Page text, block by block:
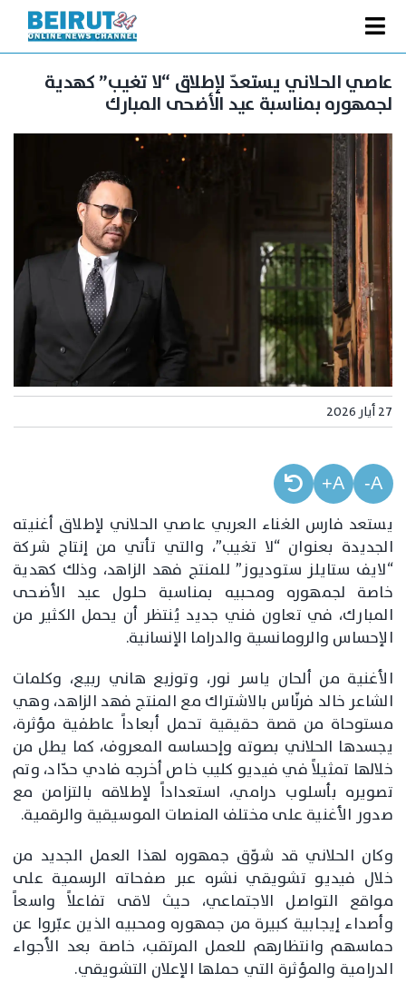
content
Toggle
Navigation
الصفحة الرئيسية
سياسة
اقتصاد
رياضة
متفرقات
Podcast
من نحن
البحث
عن:
عاصي الحلاني يستعدّ لإطلاق “لا تغيب” كهدية
لجمهوره بمناسبة عيد الأضحى المبارك
27 أيار 2026
A-
A+
يستعد فارس الغناء العربي عاصي الحلاني لإطلاق أغنيته
الجديدة بعنوان “لا تغيب”، والتي تأتي من إنتاج شركة
“لايف ستايلز ستوديوز” للمنتج فهد الزاهد، وذلك كهدية
خاصة لجمهوره ومحبيه بمناسبة حلول عيد الأضحى
المبارك، في تعاون فني جديد يُنتظر أن يحمل الكثير من
الإحساس والرومانسية والدراما الإنسانية.
الأغنية من ألحان ياسر نور، وتوزبع هاني ربيع، وكلمات
الشاعر خالد فرنّاس بالاشتراك مع المنتج فهد الزاهد، وهي
مستوحاة من قصة حقيقية تحمل أبعاداً عاطفية مؤثرة،
يجسدها الحلاني بصوته وإحساسه المعروف، كما يطل من
خلالها تمثيلاً في فيديو كليب خاص أخرجه فادي حدّاد، وتم
تصويره بأسلوب درامي، استعداداً لإطلاقه بالتزامن مع
صدور الأغنية على مختلف المنصات الموسيقية والرقمية.
وكان الحلاني قد شوّق جمهوره لهذا العمل الجديد من
خلال فيديو تشويقي نشره عبر صفحاته الرسمية على
مواقع التواصل الاجتماعي، حيث لاقى تفاعلاً واسعاً
وأصداء إيجابية كبيرة من جمهوره ومحبيه الذين عبّروا عن
حماسهم وانتظارهم للعمل المرتقب، خاصة بعد الأجواء
الدرامية والمؤثرة التي حملها الإعلان التشويقي.